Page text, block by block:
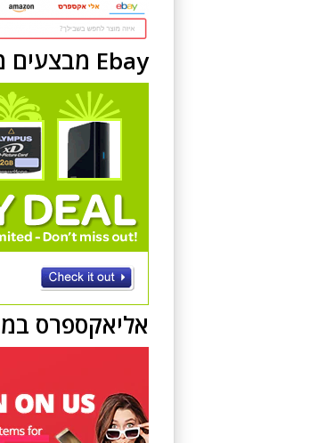
Ebay מבצעים מטורפים
אליאקספרס